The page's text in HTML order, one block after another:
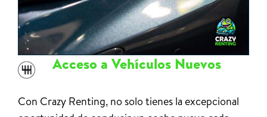
Acceso a Vehículos Nuevos
Con Crazy Renting, no solo tienes la excepcional